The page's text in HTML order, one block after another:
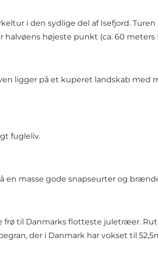
i den sydlige del af Isefjord.
halvøens højeste punkt (ca. 60 meters
ligger på et kuperet landskab med
fugleliv.
en masse gode snapseurter og
til Danmarks flotteste juletræer.
der i Danmark har vokset til